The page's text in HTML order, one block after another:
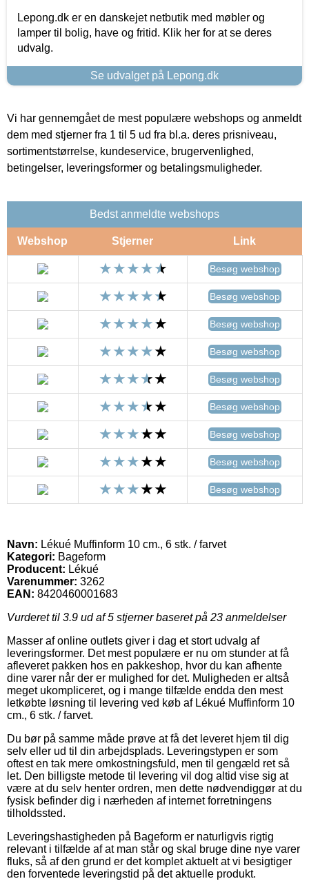
Lepong.dk er en danskejet netbutik med møbler og
lamper til bolig, have og fritid. Klik her for at se deres
udvalg.
Se udvalget på Lepong.dk
Vi har gennemgået de mest populære webshops og anmeldt
dem med stjerner fra 1 til 5 ud fra bl.a. deres prisniveau,
sortimentstørrelse, kundeservice, brugervenlighed,
betingelser, leveringsformer og betalingsmuligheder.
Bedst anmeldte webshops
Webshop Stjerner Link
Besøg webshop
Besøg webshop
Besøg webshop
Besøg webshop
Besøg webshop
Besøg webshop
Besøg webshop
Besøg webshop
Besøg webshop
Navn: Lékué Muffinform 10 cm., 6 stk. / farvet
Kategori: Bageform
Producent: Lékué
Varenummer: 3262
EAN: 8420460001683
Vurderet til 3.9 ud af 5 stjerner baseret på 23 anmeldelser
Masser af online outlets giver i dag et stort udvalg af
leveringsformer. Det mest populære er nu om stunder at få
afleveret pakken hos en pakkeshop, hvor du kan afhente
dine varer når der er mulighed for det. Muligheden er altså
meget ukompliceret, og i mange tilfælde endda den mest
letkøbte løsning til levering ved køb af Lékué Muffinform 10
cm., 6 stk. / farvet.
Du bør på samme måde prøve at få det leveret hjem til dig
selv eller ud til din arbejdsplads. Leveringstypen er som
oftest en tak mere omkostningsfuld, men til gengæld ret så
let. Den billigste metode til levering vil dog altid vise sig at
være at du selv henter ordren, men dette nødvendiggør at du
fysisk befinder dig i nærheden af internet forretningens
tilholdssted.
Leveringshastigheden på Bageform er naturligvis rigtig
relevant i tilfælde af at man står og skal bruge dine nye varer
fluks, så af den grund er det komplet aktuelt at vi besigtiger
den forventede leveringstid på det aktuelle produkt.